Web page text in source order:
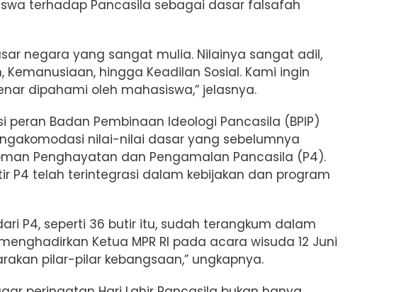
terhadap Pancasila sebagai dasar falsafah
negara yang sangat mulia. Nilainya sangat adil,
Kemanusiaan, hingga Keadilan Sosial. Kami ingin
dipahami oleh mahasiswa,” jelasnya.
peran Badan Pembinaan Ideologi Pancasila (BPIP)
nilai-nilai dasar yang sebelumnya
Penghayatan dan Pengamalan Pancasila (P4).
P4 telah terintegrasi dalam kebijakan dan program
P4, seperti 36 butir itu, sudah terangkum dalam
Ketua MPR RI pada acara wisuda 12 Juni
pilar-pilar kebangsaan,” ungkapnya.